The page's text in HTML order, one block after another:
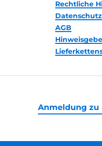
Rechtliche
Datenschutz
AGB
Anmeldung zu